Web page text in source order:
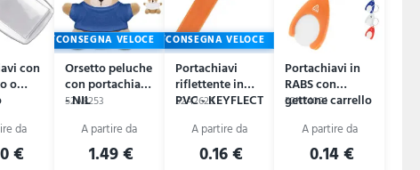
con
o
€
CONSEGNA VELOCE
Orsetto peluche
con portachiav
- NIL
52A8253
1.49 €
CONSEGNA VELOCE
Portachiavi
riflettente in
PVC - KEYFLECT
52A2626
0.16 €
Portachiavi in
RABS con
gettone carrello
52N74021
0.14 €